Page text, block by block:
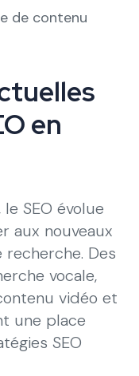
de contenu
en
SEO évolue
aux nouveaux
Des
vocale,
vidéo et
une place
SEO